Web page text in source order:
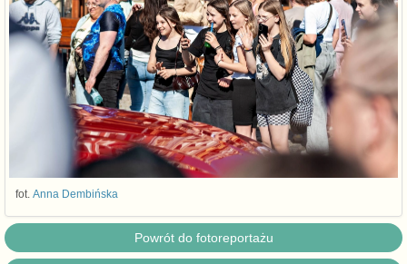
fot. Anna Dembińska
Powrót do fotoreportażu